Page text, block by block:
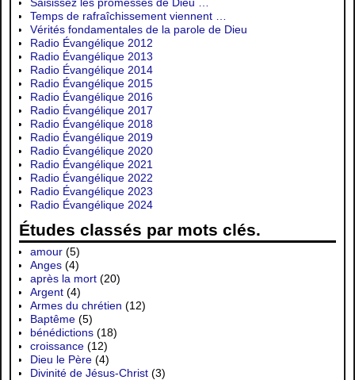
Saisissez les promesses de Dieu …
Temps de rafraîchissement viennent …
Vérités fondamentales de la parole de Dieu
Radio Évangélique 2012
Radio Évangélique 2013
Radio Évangélique 2014
Radio Évangélique 2015
Radio Évangélique 2016
Radio Évangélique 2017
Radio Évangélique 2018
Radio Évangélique 2019
Radio Évangélique 2020
Radio Évangélique 2021
Radio Évangélique 2022
Radio Évangélique 2023
Radio Évangélique 2024
Études classés par mots clés.
amour (5)
Anges (4)
après la mort (20)
Argent (4)
Armes du chrétien (12)
Baptême (5)
bénédictions (18)
croissance (12)
Dieu le Père (4)
Divinité de Jésus-Christ (3)